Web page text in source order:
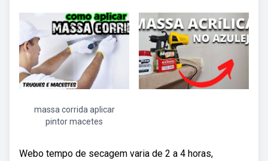
massa corrida aplicar
pintor macetes
Webo tempo de secagem varia de 2 a 4 horas,